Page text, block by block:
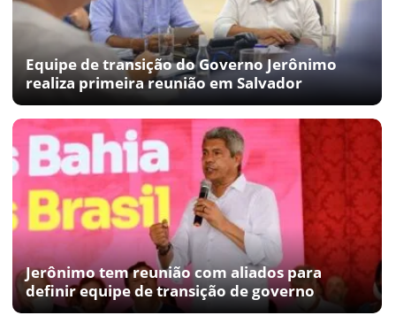
Equipe de transição do Governo Jerônimo
realiza primeira reunião em Salvador
Jerônimo tem reunião com aliados para
definir equipe de transição de governo